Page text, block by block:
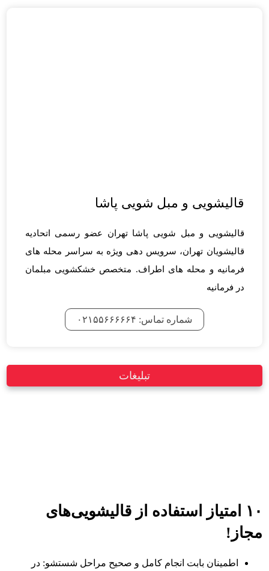
قالیشویی و مبل شویی پاشا
قالیشویی و مبل شویی پاشا تهران عضو رسمی اتحادیه
قالیشویان تهران، سرویس دهی ویژه به سراسر محله های
فرمانیه و محله های اطراف. متخصص خشکشویی مبلمان
در فرمانیه
شماره تماس: ۰۲۱۵۵۶۶۶۶۶۴
تبلیغات
۱۰ امتیاز استفاده از قالیشویی‌های
مجاز!
اطمینان بابت انجام کامل و صحیح مراحل شستشو: در